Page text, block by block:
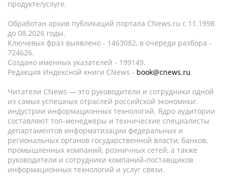
продукте/услуге.
Обработан архив публикаций портала CNews.ru c 11.1998
до 08.2026 годы.
Ключевых фраз выявлено - 1463082, в очереди разбора -
724626.
Создано именных указателей - 199149.
Редакция Индексной книги CNews - book@cnews.ru
Читатели CNews — это руководители и сотрудники одной
из самых успешных отраслей российской экономики:
индустрии информационных технологий. Ядро аудитории
составляют топ-менеджеры и технические специалисты
департаментов информатизации федеральных и
региональных органов государственной власти, банков,
промышленных компаний, розничных сетей, а также
руководители и сотрудники компаний-поставщиков
информационных технологий и услуг связи.